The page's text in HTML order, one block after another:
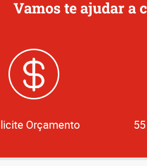
Vamos te ajudar a
Orçamento